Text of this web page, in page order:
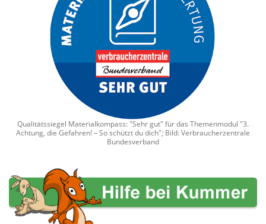
Qualitätssiegel Materialkompass: "Sehr gut" für das Themenmodul "3.
Achtung, die Gefahren! – So schützt du dich"; Bild: Verbraucherzentrale
Bundesverband